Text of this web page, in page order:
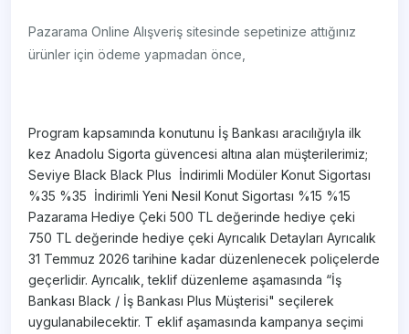
Pazarama Online Alışveriş sitesinde sepetinize attığınız
ürünler için ödeme yapmadan önce,
Program kapsamında konutunu İş Bankası aracılığıyla ilk
kez Anadolu Sigorta güvencesi altına alan müşterilerimiz;
​Seviye ​Black ​Black Plus ​ İndirimli Modüler Konut Sigortası ​
%35 ​%35 ​ İndirimli Yeni Nesil Konut Sigortası ​%15 ​%15 ​
Pazarama Hediye Çeki ​500 TL değerinde hediye çeki ​
750 TL değerinde hediye çeki Ayrıcalık Detayları Ayrıcalık
31 Temmuz 2026 tarihine kadar düzenlenecek poliçelerde
geçerlidir. Ayrıcalık, teklif düzenleme aşamasında “İş
Bankası Black / İş Bankası Plus Müşterisi" seçilerek
uygulanabilecektir. T eklif aşamasında kampanya seçimi